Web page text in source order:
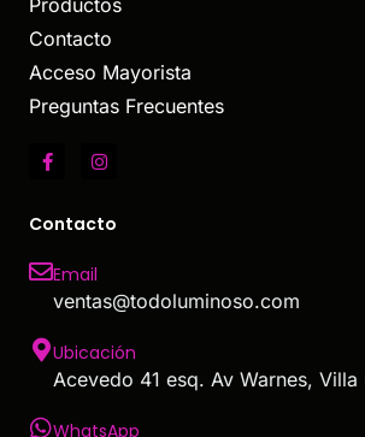
Productos
Contacto
Acceso Mayorista
Preguntas Frecuentes
Contacto
Email
ventas@todoluminoso.com
Ubicación
Acevedo 41 esq. Av Warnes, Villa
WhatsApp